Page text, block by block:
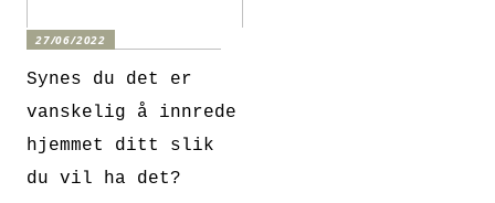
27/06/2022
Synes du det er
vanskelig å innrede
hjemmet ditt slik
du vil ha det?